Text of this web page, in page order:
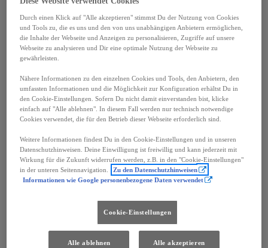
VOLLELEKTRISCH
Erstzulassung
09-2022
Kilometerstand
15 000 km
Getriebe
Mehr anzeigen
€ 22.900
47 monatliche Raten à € 275
Schlussrate, einmalig € 9.618
Anzahlung € 4.600
Gesamtkreditbetrag € 18.300
Bearbeitungsgebühr € 170
Gesamtbetrag € 22.705
Laufzeit in Monaten 48
Sollzins, fix 7,49%
Effektiver Jahreszins 8,12%
Durch einen Klick auf "Alle akzeptieren" stimmst Du der Nutzung von Cookies
und Tools zu, die es uns und den von uns unabhängigen Anbietern ermöglichen,
die Inhalte der Webseite und Anzeigen zu personalisieren, Zugriffe auf unsere
Webseite zu analysieren und Dir eine optimale Nutzung der Webseite zu
gewährleisten.
Nähere Informationen zu den einzelnen Cookies und Tools, den Anbietern, den
umfassten Informationen und die Möglichkeit zur Konfiguration erhältst Du in
den Cookie-Einstellungen. Sofern Du nicht damit einverstanden bist, klicke
einfach auf "Alle ablehnen". In diesem Fall werden nur technisch notwendige
Cookies verwendet, die für den Betrieb dieser Webseite erforderlich sind.
Weitere Informationen findest Du in den Cookie-Einstellungen und in unseren
Datenschutzhinweisen. Deine Einwilligung ist freiwillig und kann jederzeit mit
Wirkung für die Zukunft widerrufen werden, z.B. in den "Cookie-Einstellungen"
in der unteren Seitennavigation.
Zu den Datenschutzhinweisen
Informationen wie Google personenbezogene Daten verwendet
Cookie-Einstellungen
Alle ablehnen Alle akzeptieren